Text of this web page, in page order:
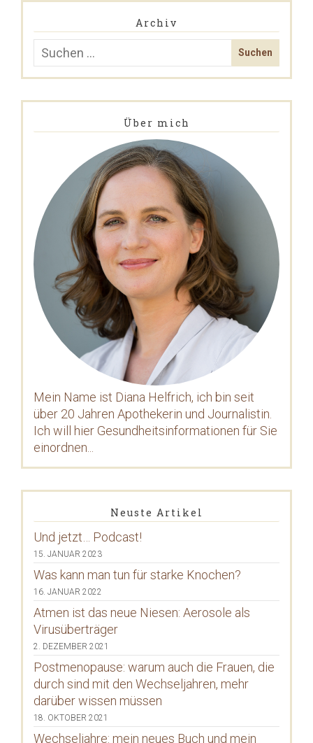
Archiv
Über mich
Mein Name ist Diana Helfrich, ich bin seit
über 20 Jahren Apothekerin und Journalistin.
Ich will hier Gesundheitsinformationen für Sie
einordnen...
Neuste Artikel
Und jetzt… Podcast!
15. JANUAR 2023
Was kann man tun für starke Knochen?
16. JANUAR 2022
Atmen ist das neue Niesen: Aerosole als
Virusüberträger
2. DEZEMBER 2021
Postmenopause: warum auch die Frauen, die
durch sind mit den Wechseljahren, mehr
darüber wissen müssen
18. OKTOBER 2021
Wechseljahre: mein neues Buch und mein